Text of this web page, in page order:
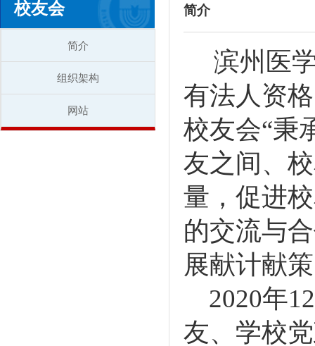
校友会
简介
组织架构
网站
简介
滨州医
有法人资
校友会“秉
友之间、
量，促进
的交流与
展献计献
2020年
友、学校